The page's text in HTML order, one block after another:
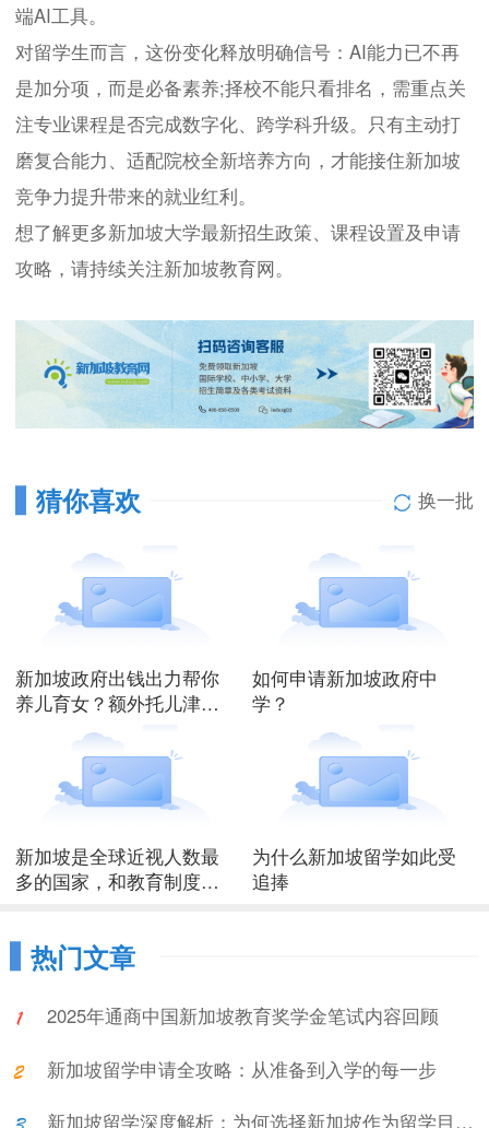
端AI工具。
对留学生而言，这份变化释放明确信号：AI能力已不再
是加分项，而是必备素养;择校不能只看排名，需重点关
注专业课程是否完成数字化、跨学科升级。只有主动打
磨复合能力、适配院校全新培养方向，才能接住新加坡
竞争力提升带来的就业红利。
想了解更多新加坡大学最新招生政策、课程设置及申请
攻略，请持续关注新加坡教育网。
猜你喜欢 换一批
新加坡政府出钱出力帮你
养儿育女？额外托儿津贴
资格月入顶限调高至1万
如何申请新加坡政府中
学？
新加坡是全球近视人数最
多的国家，和教育制度有
为什么新加坡留学如此受
追捧
热门文章
2025年通商中国新加坡教育奖学金笔试内容回顾
新加坡留学申请全攻略：从准备到入学的每一步
新加坡留学深度解析：为何选择新加坡作为留学目的地?